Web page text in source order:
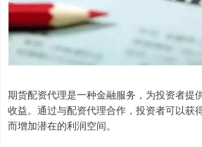
期货配资代理是一种金融服务，为投资者提
收益。通过与配资代理合作，投资者可以获
而增加潜在的利润空间。